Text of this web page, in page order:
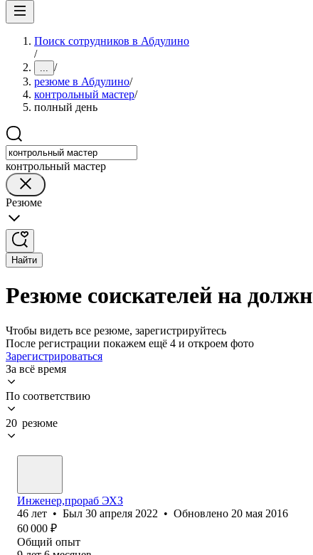
Поиск сотрудников в Абдулино
/
... /
резюме в Абдулино/
контрольный мастер/
полный день
контрольный мастер
Резюме
Найти
Резюме соискателей на
Чтобы видеть все резюме, зарегистрируйтесь
После регистрации покажем ещё 4 и откроем фото
Зарегистрироваться
За всё время
По соответствию
20 резюме
Инженер,прораб ЭХЗ
46 лет • Был 30 апреля 2022 • Обновлено 20 мая 2016
60 000 ₽
Общий опыт